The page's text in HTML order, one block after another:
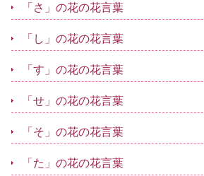
「さ」の花の花言葉
「し」の花の花言葉
「す」の花の花言葉
「せ」の花の花言葉
「そ」の花の花言葉
「た」の花の花言葉